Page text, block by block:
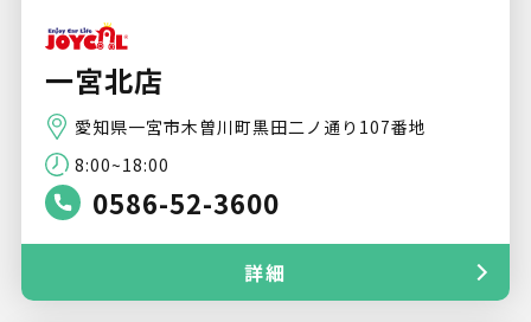
一宮北店
愛知県一宮市木曽川町黒田二ノ通り107番地
8:00~18:00
0586-52-3600
詳細